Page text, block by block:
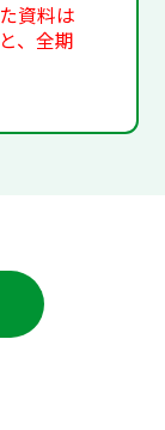
資料は
、全期